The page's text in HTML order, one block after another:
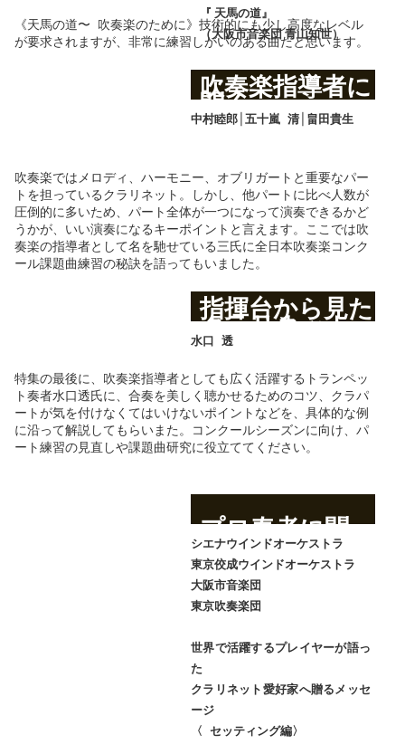
『 天馬の道』
（大阪市音楽団 青山知世）
《天馬の道〜 吹奏楽のために》技術的にも少し高度なレベル
が要求されますが、非常に練習しがいのある曲だと思います。
吹奏楽指導者に
聞く
課題曲練習法
中村睦郎│五十嵐 清│畠田貴生
吹奏楽ではメロディ、ハーモニー、オブリガートと重要なパー
トを担っているクラリネット。しかし、他パートに比べ人数が
圧倒的に多いため、パート全体が一つになって演奏できるかど
うかが、いい演奏になるキーポイントと言えます。ここでは吹
奏楽の指導者として名を馳せている三氏に全日本吹奏楽コンク
ール課題曲練習の秘訣を語ってもいました。
指揮台から見た
クラリネット
パート
水口 透
特集の最後に、吹奏楽指導者としても広く活躍するトランペッ
ト奏者水口透氏に、合奏を美しく聴かせるためのコツ、クラパ
ートが気を付けなくてはいけないポイントなどを、具体的な例
に沿って解説してもらいまた。コンクールシーズンに向け、パ
ート練習の見直しや課題曲研究に役立ててください。
プロ奏者に聞
く、
私のセッティ
ング
シエナウインドオーケストラ
東京佼成ウインドオーケストラ
大阪市音楽団
東京吹奏楽団
世界で活躍するプレイヤーが語っ
た
クラリネット愛好家へ贈るメッセ
ージ
〈 セッティング編〉